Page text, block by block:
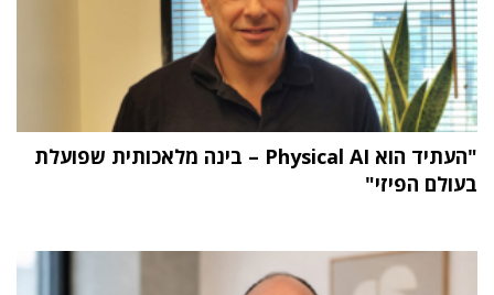
"העתיד הוא Physical AI – בינה מלאכותית שפועלת
בעולם הפיזי"